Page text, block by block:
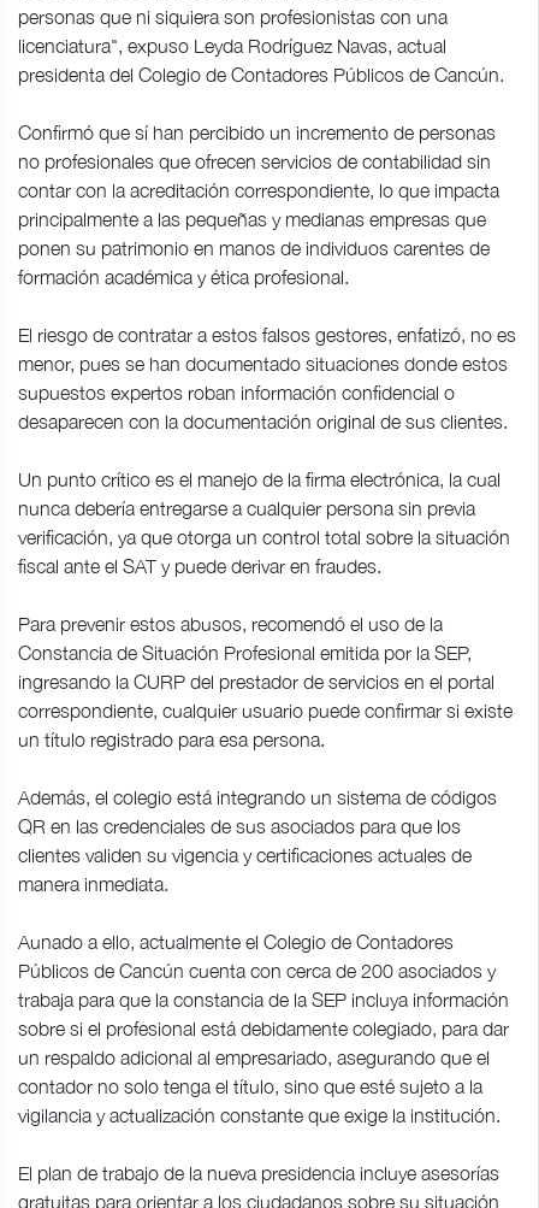
personas que ni siquiera son profesionistas con una
licenciatura", expuso Leyda Rodríguez Navas, actual
presidenta del Colegio de Contadores Públicos de Cancún.
Confirmó que sí han percibido un incremento de personas
no profesionales que ofrecen servicios de contabilidad sin
contar con la acreditación correspondiente, lo que impacta
principalmente a las pequeñas y medianas empresas que
ponen su patrimonio en manos de individuos carentes de
formación académica y ética profesional.
El riesgo de contratar a estos falsos gestores, enfatizó, no es
menor, pues se han documentado situaciones donde estos
supuestos expertos roban información confidencial o
desaparecen con la documentación original de sus clientes.
Un punto crítico es el manejo de la firma electrónica, la cual
nunca debería entregarse a cualquier persona sin previa
verificación, ya que otorga un control total sobre la situación
fiscal ante el SAT y puede derivar en fraudes.
Para prevenir estos abusos, recomendó el uso de la
Constancia de Situación Profesional emitida por la SEP,
ingresando la CURP del prestador de servicios en el portal
correspondiente, cualquier usuario puede confirmar si existe
un título registrado para esa persona.
Además, el colegio está integrando un sistema de códigos
QR en las credenciales de sus asociados para que los
clientes validen su vigencia y certificaciones actuales de
manera inmediata.
Aunado a ello, actualmente el Colegio de Contadores
Públicos de Cancún cuenta con cerca de 200 asociados y
trabaja para que la constancia de la SEP incluya información
sobre si el profesional está debidamente colegiado, para dar
un respaldo adicional al empresariado, asegurando que el
contador no solo tenga el título, sino que esté sujeto a la
vigilancia y actualización constante que exige la institución.
El plan de trabajo de la nueva presidencia incluye asesorías
gratuitas para orientar a los ciudadanos sobre su situación